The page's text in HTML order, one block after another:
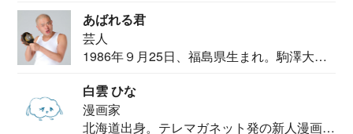
あばれる君
芸人
1986年９月25日、福島県生まれ。駒澤大学
白雲 ひな
漫画家
北海道出身。テレマガネット発の新人漫画